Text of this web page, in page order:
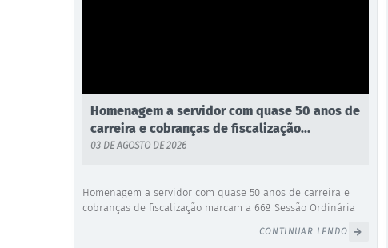
Homenagem a servidor com quase 50 anos de
carreira e cobranças de fiscalização...
03 DE AGOSTO DE 2026
Homenagem a servidor com quase 50 anos de carreira e
cobranças de fiscalização marcam a 66ª Sessão Ordinária
realizou, no dia 03 de agosto de 2026, a 66ª Sessão
CONTINUAR LENDO